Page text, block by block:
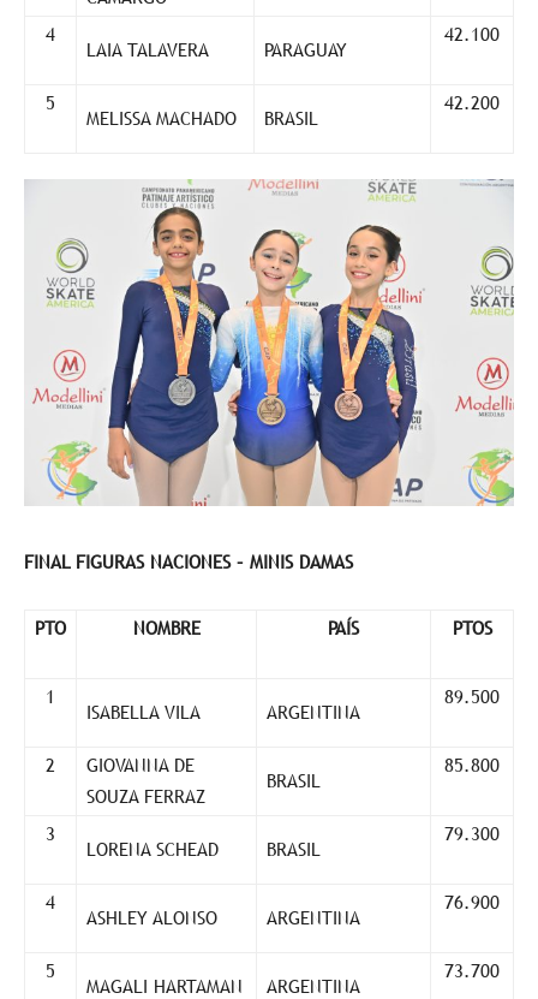
4
LAIA TALAVERA PARAGUAY
42.100
5
MELISSA MACHADO BRASIL
42.200
FINAL FIGURAS NACIONES – MINIS DAMAS
PTO NOMBRE PAÍS PTOS
1
ISABELLA VILA ARGENTINA
89.500
2
GIOVANNA DE
SOUZA FERRAZ
BRASIL
85.800
3
LORENA SCHEAD BRASIL
79.300
4
ASHLEY ALONSO ARGENTINA
76.900
5
MAGALI HARTAMAN ARGENTINA
73.700